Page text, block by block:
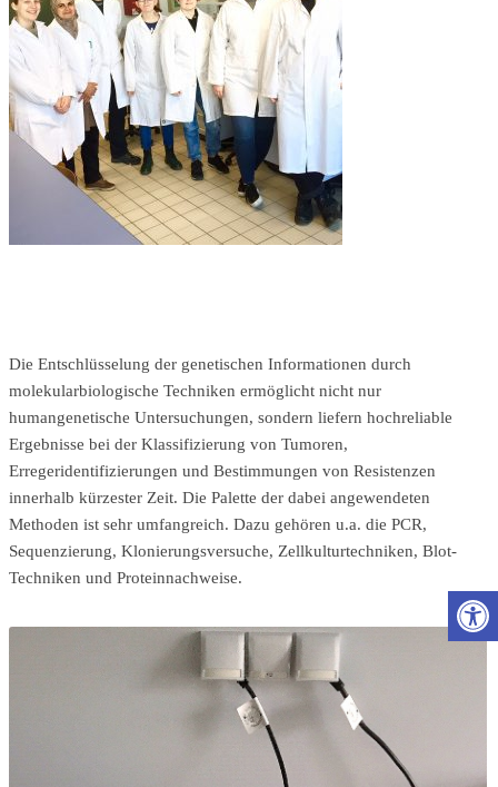
Die Entschlüsselung der genetischen Informationen durch
molekularbiologische Techniken ermöglicht nicht nur
humangenetische Untersuchungen, sondern liefern hochreliable
Ergebnisse bei der Klassifizierung von Tumoren,
Erregeridentifizierungen und Bestimmungen von Resistenzen
innerhalb kürzester Zeit. Die Palette der dabei angewendeten
Methoden ist sehr umfangreich. Dazu gehören u.a. die PCR,
Sequenzierung, Klonierungsversuche, Zellkulturtechniken, Blot-
Techniken und Proteinnachweise.